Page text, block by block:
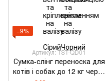
−9%
Артикул: TST-QD01
Сумка-слінг переноска для
котів і собак до 12 кг через